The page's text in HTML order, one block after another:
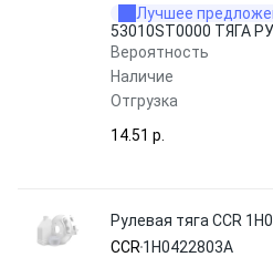
Лучшее
53010ST0000 ТЯГА
Вероятность
Наличие
Отгрузка
14.51 p.
Рулевая тяга CCR
CCR 1H0422803A